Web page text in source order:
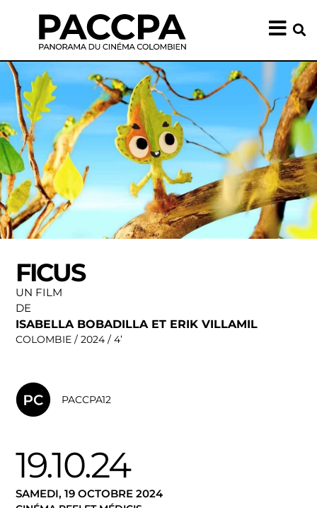
FICUS
UN FILM
DE
ISABELLA BOBADILLA ET ERIK VILLAMIL
COLOMBIE / 2024 / 4’
PACCPA12
19.10.24
SAMEDI, 19 OCTOBRE 2024